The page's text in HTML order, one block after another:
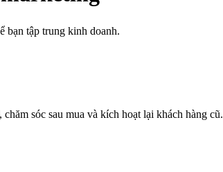
tập trung kinh doanh.
sóc sau mua và kích hoạt lại khách hàng cũ.